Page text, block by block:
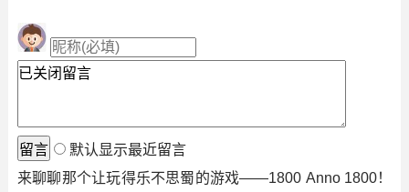
默认显示最近留言
来聊聊那个让玩得乐不思蜀的游戏——1800 Anno 1800！